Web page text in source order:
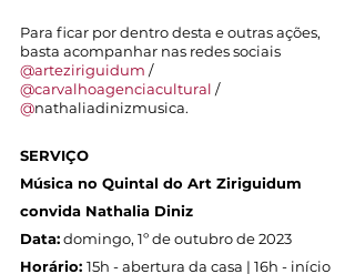
Para ficar por dentro desta e outras ações,
basta acompanhar nas redes sociais
@arteziriguidum /
@carvalhoagenciacultural /
@nathaliadinizmusica.
SERVIÇO
Música no Quintal do Art Ziriguidum
convida Nathalia Diniz
Data: domingo, 1º de outubro de 2023
Horário: 15h - abertura da casa | 16h - início